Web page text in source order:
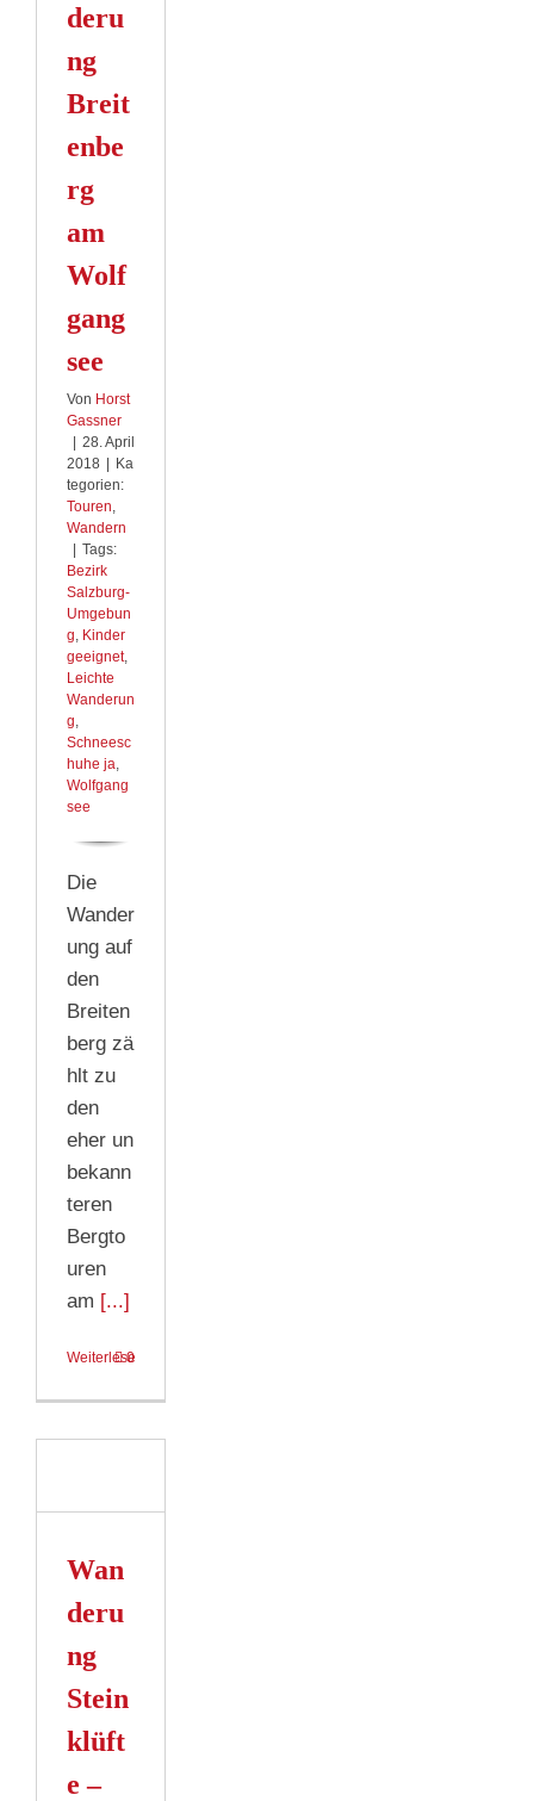
deru
ng
Breit
enbe
rg
am
Wolf
gang
see
Von Horst
Gassner
28. April
2018
Ka
tegorien:
Touren,
Wandern
Tags:
Bezirk
Salzburg-
Umgebun
g, Kinder
geeignet,
Leichte
Wanderun
g,
Schneesc
huhe ja,
Wolfgang
see
Die
Wander
ung auf
den
Breiten
berg zä
hlt zu
den
eher un
bekann
teren
Bergto
uren
am [...]
Weiterlesen
0
Wan
deru
ng
Stein
klüft
e –